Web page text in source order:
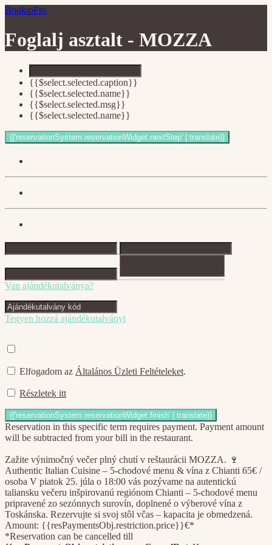
BookioPro
Foglalj asztalt - MOZZA
{{$select.selected.caption}}
{{$select.selected.name}}
{{$select.selected.msg}}
{{$select.selected.name}}
Van ajándékutalványa?
Tegyen hozzá ajándékutalványt
Elfogadom az Általános Üzleti Feltételeket.
Részletek itt
Reservation in this specific term requires payment. Payment amount
will be subtracted from your bill in the restaurant.
Zažite výnimočný večer plný chutí v reštaurácii MOZZA. 🍷
Authentic Italian Cuisine – 5-chodové menu & vína z Chianti 65€ /
osoba V piatok 25. júla o 18:00 vás pozývame na autentickú
taliansku večeru inšpirovanú regiónom Chianti – 5-chodové menu
pripravené zo sezónnych surovín, doplnené o výberové vína z
Toskánska. Rezervujte si svoj stôl včas – kapacita je obmedzená.
Amount: {{resPaymentsObj.restriction.price}}€*
*Reservation can be cancelled till